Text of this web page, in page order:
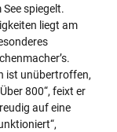
spiegelt.
liegt am
ist unübertroffen,
800“, feixt er
auf eine